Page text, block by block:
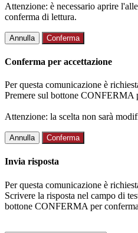
Attenzione: è necessario aprire
conferma di lettura.
Annulla Conferma
Conferma per accettazione
Per questa comunicazione è
Premere sul bottone CONFERMA
Attenzione: la scelta non sarà
Annulla Conferma
Invia risposta
Per questa comunicazione è
Scrivere la risposta nel campo di
bottone CONFERMA per